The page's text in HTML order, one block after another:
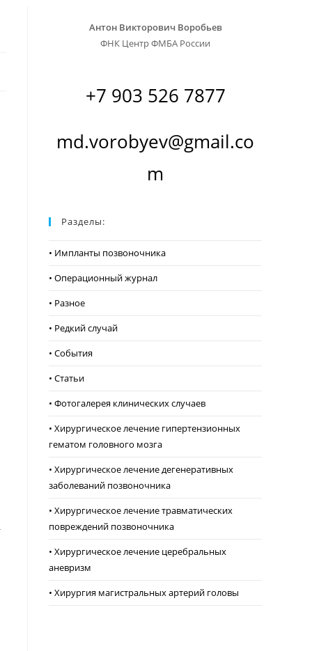
Антон Викторович Воробьев
ФНК Центр ФМБА России
+7 903 526 7877
md.vorobyev@gmail.co
m
Разделы:
• Импланты позвоночника
• Операционный журнал
• Разное
• Редкий случай
• События
• Статьи
• Фотогалерея клинических случаев
• Хирургическое лечение гипертензионных
гематом головного мозга
• Хирургическое лечение дегенеративных
заболеваний позвоночника
• Хирургическое лечение травматических
повреждений позвоночника
• Хирургическое лечение церебральных
аневризм
• Хирургия магистральных артерий головы